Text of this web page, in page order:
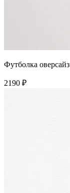
Футболка оверсайз
2190 ₽